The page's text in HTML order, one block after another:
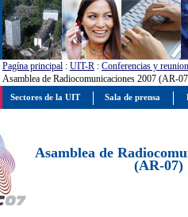
Pagína principal : UIT-R : Conferencias y
Asamblea de Radiocomunicaciones 2007 (AR-
Asamblea de
(AR-07)
Sectores de la UIT Sala de prensa